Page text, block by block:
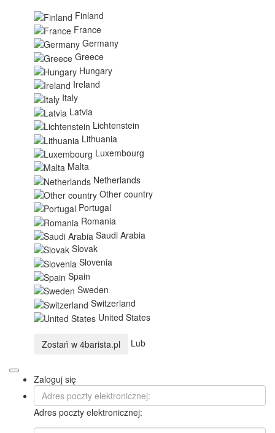
Finland
France
Germany
Greece
Hungary
Ireland
Italy
Latvia
Lichtenstein
Lithuania
Luxembourg
Malta
Netherlands
Other country
Portugal
Romania
Saudi Arabia
Slovak
Slovenia
Spain
Sweden
Switzerland
United States
Zostań w 4barista.pl Lub
Zaloguj się
Adres poczty elektronicznej: